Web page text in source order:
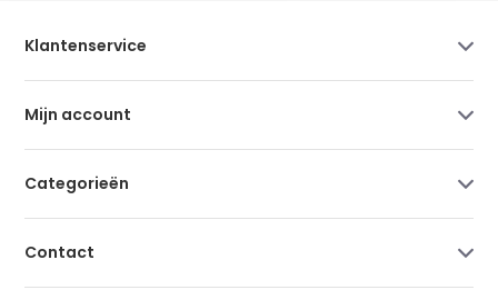
Klantenservice
Mijn account
Categorieën
Contact